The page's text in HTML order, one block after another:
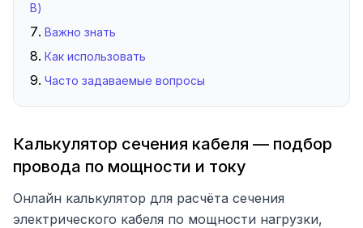
В)
Важно знать
Как использовать
Часто задаваемые вопросы
Калькулятор сечения кабеля — подбор
провода по мощности и току
Онлайн калькулятор для расчёта сечения
электрического кабеля по мощности нагрузки,